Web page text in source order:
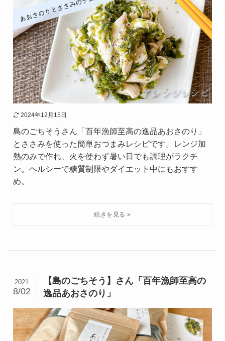
2024年12月15日
島のごちそうさん「百年漁師至高の逸品あおさのり」
とささみを使った簡単おつまみレシピです。レンジ加
熱のみで作れ、火を使わず暑い日でも調理がラクチ
ン。ヘルシーで糖質制限やダイエット中にもおすす
め。
【島のごちそう】さん「百年漁師至高の
逸品あおさのり」
2021
8/02